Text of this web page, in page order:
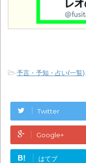
-予言・予知・占い(一覧),
Twitter
Google+
B! はてブ